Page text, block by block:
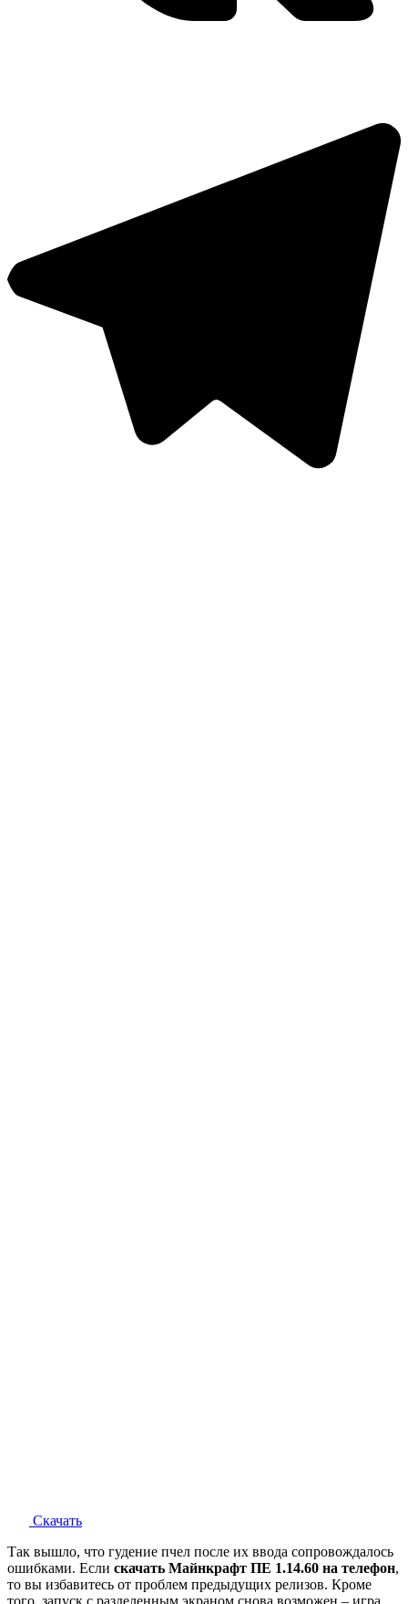
Скачать
Так вышло, что гудение пчел после их ввода сопровождалось
ошибками. Если скачать Майнкрафт ПЕ 1.14.60 на телефон,
то вы избавитесь от проблем предыдущих релизов. Кроме
того, запуск с разделенным экраном снова возможен – игра